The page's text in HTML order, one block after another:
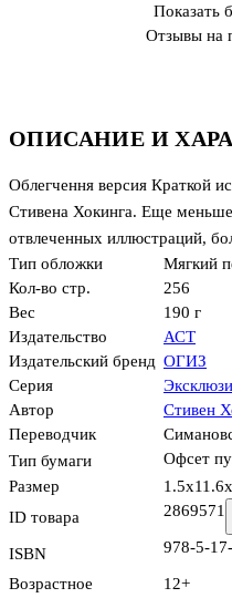
ОПИСАНИЕ И
Облегчення версия Краткой
Стивена Хокинга. Еще
отвлеченных иллюстраций,
Тип обложки
Мягкий
Кол-во стр.
256
Вес
190 г
Издательство
АСТ
Издательский бренд ОГИЗ
Серия
Автор
Стивен
Переводчик
Тип бумаги
Офсет
Размер
ID товара
2869571
ISBN 978-5-
Возрастное
12+
Показать
Отзывы на